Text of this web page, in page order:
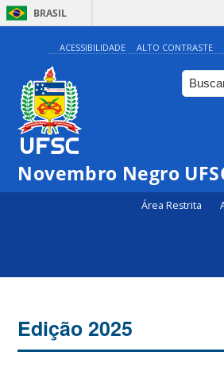
BRASIL
ACESSIBILIDADE ALTO CONTRASTE
Novembro Negro
Área Restrita
Edição 2025